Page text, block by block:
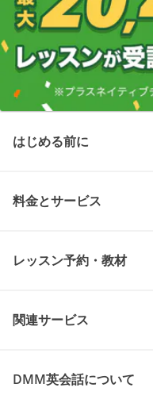
はじめる前に
料金とサービス
レッスン予約・教材
関連サービス
DMM英会話について